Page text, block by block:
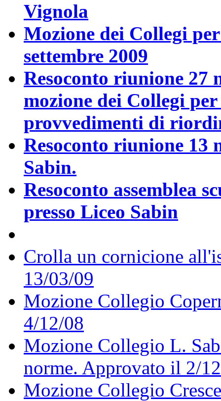
Vignola
Mozione dei Collegi
settembre 2009
Resoconto riunione 27
mozione dei Collegi
provvedimenti di
Resoconto riunione 13
Sabin.
Resoconto assemblea
presso Liceo Sabin
Crolla un cornicione
13/03/09
Mozione Collegio
4/12/08
Mozione Collegio L.
norme. Approvato il 2/
Mozione Collegio